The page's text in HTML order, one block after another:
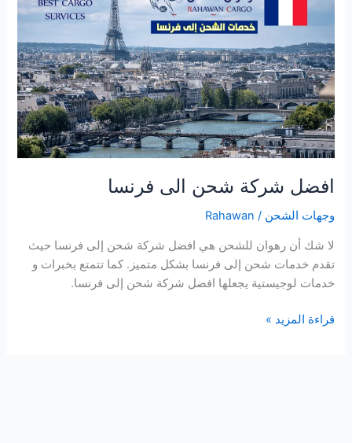
افضل شركة شحن الى فرنسا
وجهات الشحن /
Rahawan
لا شك أن رهوان للشحن هي افضل شركة شحن إلى فرنسا حيث
تقدم خدمات شحن إلى فرنسا بشكل متميز. كما تتمتع بخبرات و
خدمات لوجيستية يجعلها افضل شركة شحن إلى فرنسا.
فرنسا
قراءة المزيد »